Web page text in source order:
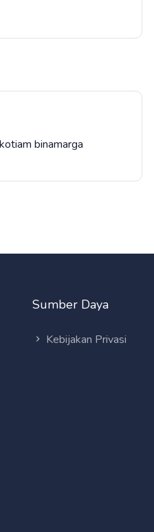
binamarga
Sumber Daya
Kebijakan Privasi